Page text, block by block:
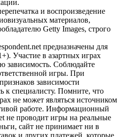
и воспроизведение
материалов,
Getty Images, строго
предназначены для
Участие в азартных играх
зависимость. Соблюдайте
игры. При
зависимости
к специалисту. Помните, что
не может являться источником
работе. Информационный
не проводит игры на реальные
сайт не принимает ни в